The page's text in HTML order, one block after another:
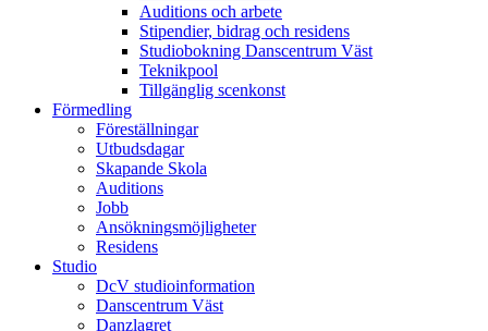
Auditions och arbete
Stipendier, bidrag och residens
Studiobokning Danscentrum Väst
Teknikpool
Tillgänglig scenkonst
Förmedling
Föreställningar
Utbudsdagar
Skapande Skola
Auditions
Jobb
Ansökningsmöjligheter
Residens
Studio
DcV studioinformation
Danscentrum Väst
Danzlagret